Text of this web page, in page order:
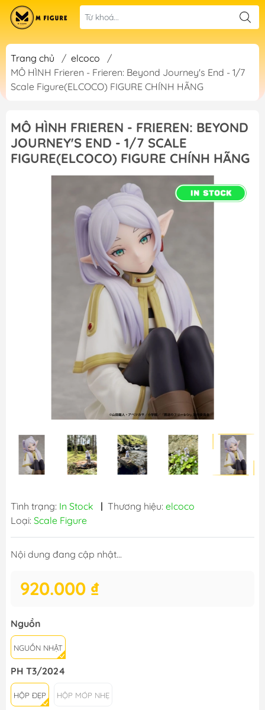
Trang chủ / elcoco
/
MÔ HÌNH Frieren - Frieren: Beyond Journey's End - 1/7
Scale Figure(ELCOCO) FIGURE CHÍNH HÃNG
MÔ HÌNH FRIEREN - FRIEREN: BEYOND
JOURNEY'S END - 1/7 SCALE
FIGURE(ELCOCO) FIGURE CHÍNH HÃNG
Tình trạng: In Stock | Thương hiệu: elcoco
Loại: Scale Figure
Nội dung đang cập nhật...
920.000 ₫
Nguồn
NGUỒN NHẬT
PH T3/2024
HỘP ĐẸP HỘP MÓP NHẸ